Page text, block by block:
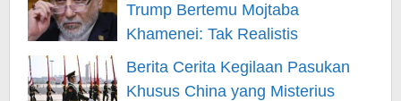
Trump Bertemu Mojtaba
Khamenei: Tak Realistis
Berita Cerita Kegilaan Pasukan
Khusus China yang Misterius